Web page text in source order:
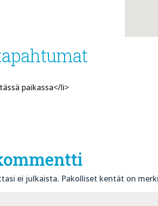
paikassa</li>
ei julkaista. Pakolliset kentät on